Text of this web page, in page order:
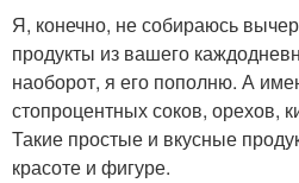
Я, конечно, не собираюсь
продукты из вашего
наоборот, я его пополню. А
стопроцентных соков, орехов,
Такие простые и вкусные
красоте и фигуре.